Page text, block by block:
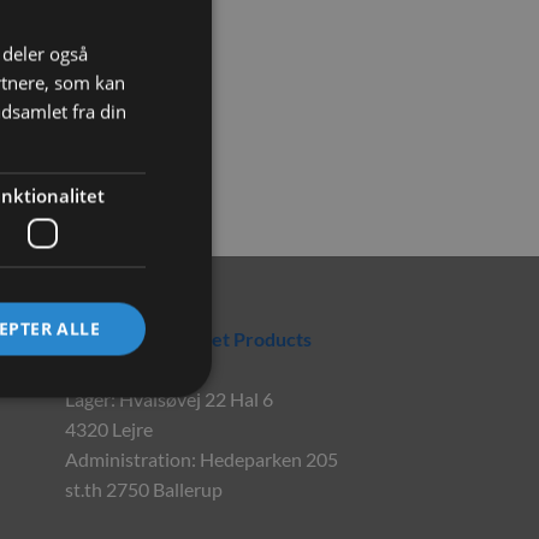
Rabbitpet
En del af World Pet Products
Lager: Hvalsøvej 22 Hal 6
4320 Lejre
Administration: Hedeparken 205
st.th 2750 Ballerup
også
som kan
fra din
ALLE